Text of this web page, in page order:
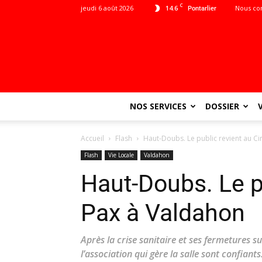
14.6 C Pontarlier
jeudi 6 août 2026 Nous
NOS SERVICES DOSSIER
Accueil Flash Haut-Doubs. Le public revient au
Flash Vie Locale Valdahon
Haut-Doubs. Le
Pax à Valdahon
Après la crise sanitaire et ses fermetures
l’association qui gère la salle sont